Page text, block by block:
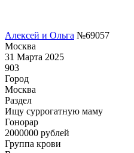
Алексей и Ольга №69057
Москва
31 Марта 2025
903
Город
Москва
Раздел
Ищу суррогатную маму
Гонoрар
2000000 рублей
Группа крови